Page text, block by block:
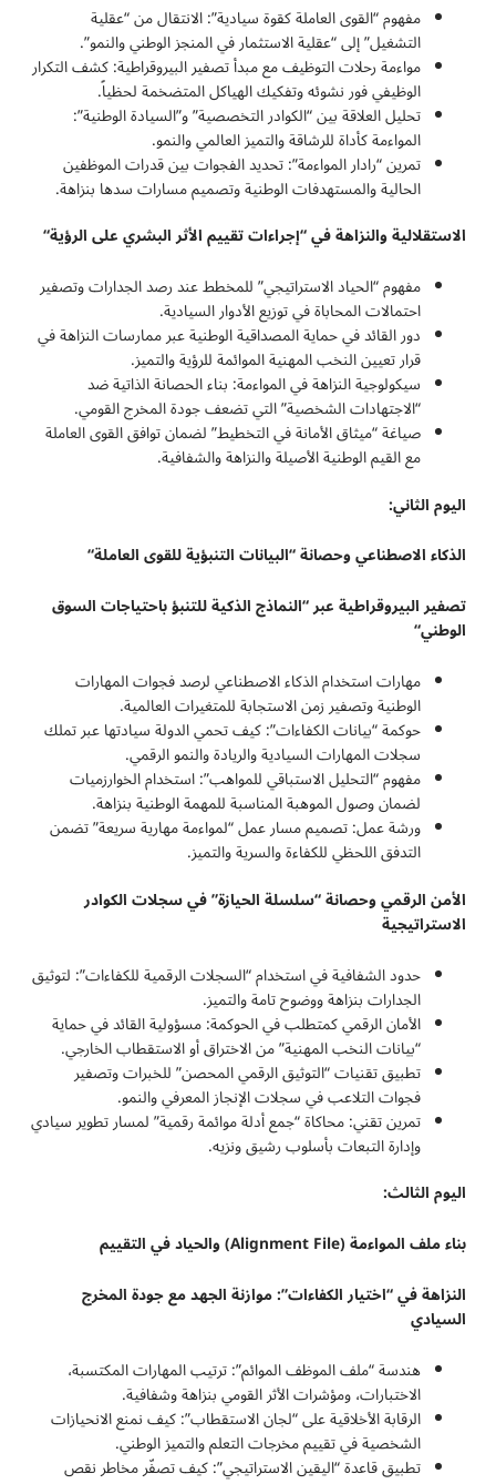
مفهوم “القوى العاملة كقوة سيادية”: الانتقال من “عقلية
التشغيل” إلى “عقلية الاستثمار في المنجز الوطني والنمو”.
مواءمة رحلات التوظيف مع مبدأ تصفير البيروقراطية: كشف التكرار
الوظيفي فور نشوئه وتفكيك الهياكل المتضخمة لحظياً.
تحليل العلاقة بين “الكوادر التخصصية” و”السيادة الوطنية”:
المواءمة كأداة للرشاقة والتميز العالمي والنمو.
تمرين “رادار المواءمة”: تحديد الفجوات بين قدرات الموظفين
الحالية والمستهدفات الوطنية وتصميم مسارات سدها بنزاهة.
الاستقلالية والنزاهة في “إجراءات تقييم الأثر البشري على الرؤية“
مفهوم “الحياد الاستراتيجي” للمخطط عند رصد الجدارات وتصفير
احتمالات المحاباة في توزيع الأدوار السيادية.
دور القائد في حماية المصداقية الوطنية عبر ممارسات النزاهة في
قرار تعيين النخب المهنية الموائمة للرؤية والتميز.
سيكولوجية النزاهة في المواءمة: بناء الحصانة الذاتية ضد
“الاجتهادات الشخصية” التي تضعف جودة المخرج القومي.
صياغة “ميثاق الأمانة في التخطيط” لضمان توافق القوى العاملة
مع القيم الوطنية الأصيلة والنزاهة والشفافية.
اليوم الثاني:
الذكاء الاصطناعي وحصانة “البيانات التنبؤية للقوى العاملة“
تصفير البيروقراطية عبر “النماذج الذكية للتنبؤ باحتياجات السوق
الوطني“
مهارات استخدام الذكاء الاصطناعي لرصد فجوات المهارات
الوطنية وتصفير زمن الاستجابة للمتغيرات العالمية.
حوكمة “بيانات الكفاءات”: كيف تحمي الدولة سيادتها عبر تملك
سجلات المهارات السيادية والريادة والنمو الرقمي.
مفهوم “التحليل الاستباقي للمواهب”: استخدام الخوارزميات
لضمان وصول الموهبة المناسبة للمهمة الوطنية بنزاهة.
ورشة عمل: تصميم مسار عمل “لمواءمة مهارية سريعة” تضمن
التدفق اللحظي للكفاءة والسرية والتميز.
الأمن الرقمي وحصانة “سلسلة الحيازة” في سجلات الكوادر
الاستراتيجية
حدود الشفافية في استخدام “السجلات الرقمية للكفاءات”: لتوثيق
الجدارات بنزاهة ووضوح تامة والتميز.
الأمان الرقمي كمتطلب في الحوكمة: مسؤولية القائد في حماية
“بيانات النخب المهنية” من الاختراق أو الاستقطاب الخارجي.
تطبيق تقنيات “التوثيق الرقمي المحصن” للخبرات وتصفير
فجوات التلاعب في سجلات الإنجاز المعرفي والنمو.
تمرين تقني: محاكاة “جمع أدلة موائمة رقمية” لمسار تطوير سيادي
وإدارة التبعات بأسلوب رشيق ونزيه.
اليوم الثالث:
بناء ملف المواءمة(Alignment File)
والحياد في التقييم
النزاهة في “اختيار الكفاءات”: موازنة الجهد مع جودة المخرج
السيادي
هندسة “ملف الموظف الموائم”: ترتيب المهارات المكتسبة،
الاختبارات، ومؤشرات الأثر القومي بنزاهة وشفافية.
الرقابة الأخلاقية على “لجان الاستقطاب”: كيف نمنع الانحيازات
الشخصية في تقييم مخرجات التعلم والتميز الوطني.
تطبيق قاعدة “اليقين الاستراتيجي”: كيف تصفّر مخاطر نقص